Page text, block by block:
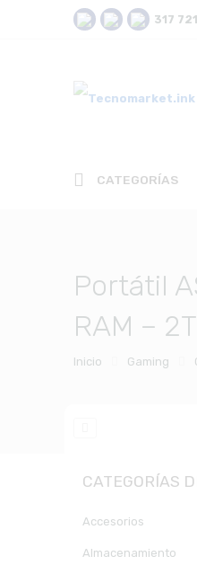
317
CATEGORÍAS
Portátil
RAM –
Inicio Gaming
CATEGORÍAS
Accesorios
Almacenamiento